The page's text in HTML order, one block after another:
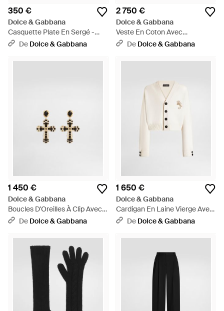
350 €
Dolce & Gabbana
Casquette Plate En Sergé -
NoirDe Dolce & Gabbana
2 750 €
Dolce & Gabbana
Veste En Coton Avec
Garnissage À Effet Matelassé -
De Dolce & Gabbana
1 450 €
Dolce & Gabbana
Boucles D'Oreilles À Clip Avec
Croix - Multicolore
De Dolce & Gabbana
1 650 €
Dolce & Gabbana
Cardigan En Laine Vierge Avec
Logo - Neutre
De Dolce & Gabbana